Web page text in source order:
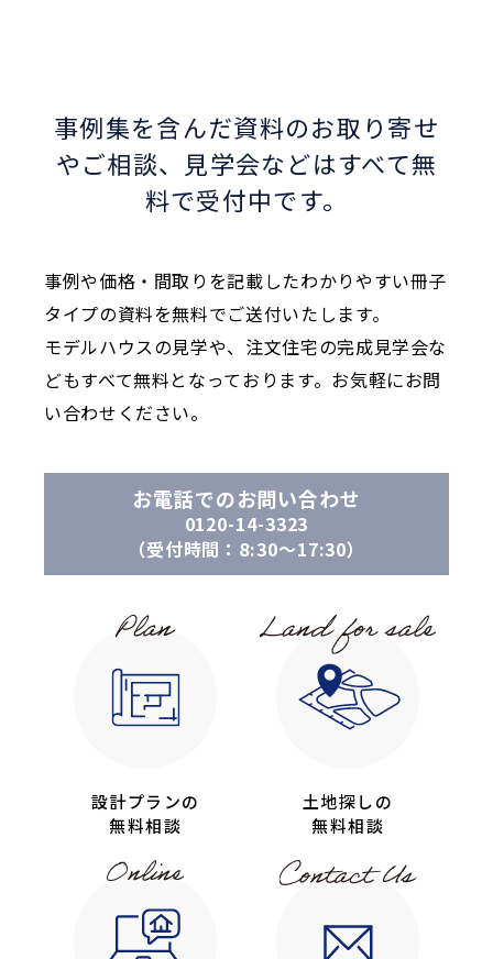
事例集を含んだ資料のお取り寄せ
やご相談、
見学会などはすべて無
料で受付中です。
事例や価格・間取りを記載したわかりやすい冊子
タイプの資料を無料でご送付いたします。
モデルハウスの見学や、注文住宅の完成見学会な
どもすべて無料となっております。お気軽にお問
い合わせください。
お電話でのお問い合わせ
0120-14-3323
（受付時間：8:30〜17:30）
設計プランの
無料相談
土地探しの
無料相談